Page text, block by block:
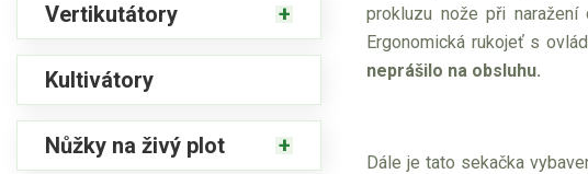
Vertikutátory
Kultivátory
Nůžky na živý plot
prokluzu nože při
Ergonomická rukojeť s
neprášilo na obsluhu.
Dále je tato sekačka